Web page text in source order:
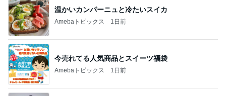
温かいカンパーニュと冷たいスイカ
Amebaトピックス 1日前
今売れてる人気商品とスイーツ福袋
Amebaトピックス 1日前